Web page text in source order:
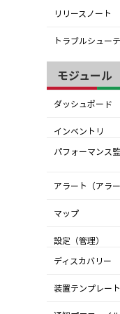
リリースノート
トラブルシュー
モジュール
ダッシュボード
インベントリ
パフォーマンス
アラート（アラー
マップ
設定（管理）
ディスカバリー
装置テンプレート